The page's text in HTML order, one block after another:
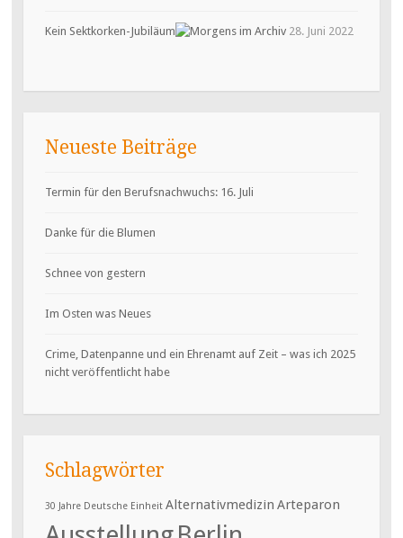
Kein Sektkorken-Jubiläum 28. Juni 2022
Neueste Beiträge
Termin für den Berufsnachwuchs: 16. Juli
Danke für die Blumen
Schnee von gestern
Im Osten was Neues
Crime, Datenpanne und ein Ehrenamt auf Zeit – was ich 2025
nicht veröffentlicht habe
Schlagwörter
30 Jahre Deutsche Einheit Alternativmedizin Arteparon